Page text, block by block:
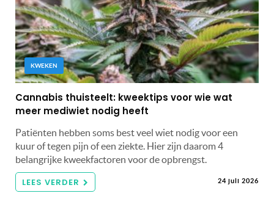
KWEKEN
Cannabis thuisteelt: kweektips voor wie wat
meer mediwiet nodig heeft
Patiënten hebben soms best veel wiet nodig voor een
kuur of tegen pijn of een ziekte. Hier zijn daarom 4
belangrijke kweekfactoren voor de opbrengst.
LEES VERDER 24 juli 2026